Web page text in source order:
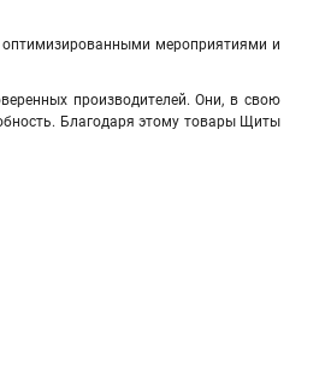
оптимизированными мероприятиями и
производителей. Они, в свою
Благодаря этому товары Щиты